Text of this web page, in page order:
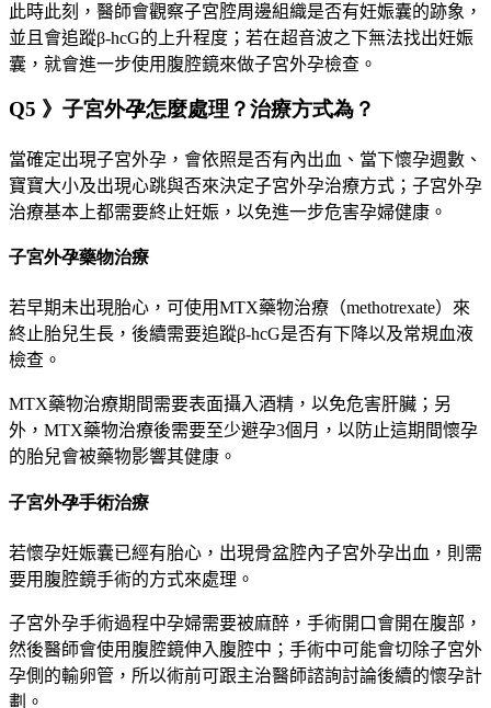
此時此刻，醫師會觀察子宮腔周邊組織是否有妊娠囊的跡象，
並且會追蹤β-hcG的上升程度；若在超音波之下無法找出妊娠
囊，就會進一步使用腹腔鏡來做子宮外孕檢查。
Q5 》子宮外孕怎麼處理？治療方式為？
當確定出現子宮外孕，會依照是否有內出血、當下懷孕週數、
寶寶大小及出現心跳與否來決定子宮外孕治療方式；子宮外孕
治療基本上都需要終止妊娠，以免進一步危害孕婦健康。
子宮外孕藥物治療
若早期未出現胎心，可使用MTX藥物治療（methotrexate）來
終止胎兒生長，後續需要追蹤β-hcG是否有下降以及常規血液
檢查。
MTX藥物治療期間需要表面攝入酒精，以免危害肝臟；另
外， MTX藥物治療後需要至少避孕3個月 ，以防止這期間懷孕
的胎兒會被藥物影響其健康。
子宮外孕手術治療
若懷孕妊娠囊已經有胎心，出現骨盆腔內子宮外孕出血，則需
要用腹腔鏡手術的方式來處理。
子宮外孕手術過程中孕婦需要被麻醉，手術開口會開在腹部，
然後醫師會使用腹腔鏡伸入腹腔中； 手術中可能會切除子宮外
孕側的輸卵管，所以術前可跟主治醫師諮詢討論後續的懷孕計
劃。